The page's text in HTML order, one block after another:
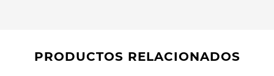
PRODUCTOS RELACIONADOS